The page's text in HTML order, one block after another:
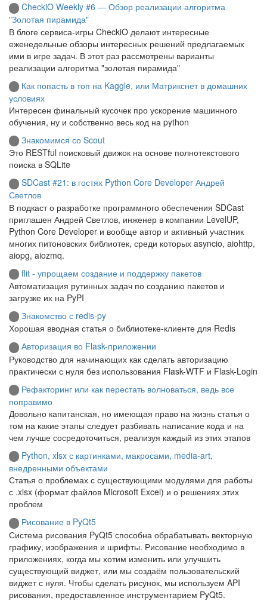
CheckiO Weekly #6 ― Обзор реализации алгоритма
"Золотая пирамида"
В блоге сервиса-игры CheckiO делают интересные
еженедельные обзоры интересных решений предлагаемых
ими в игре задач. В этот раз рассмотрены варианты
реализации алгоритма "золотая пирамида"
Как попасть в топ на Kaggle, или Матрикснет в домашних
условиях
Интересен финальный кусочек про ускорение машинного
обучения, ну и собственно весь код на python
Знакомимся со Scout
Это RESTful поисковый движок на основе полнотекстового
поиска в SQLite
SDCast #21: в гостях Python Core Developer Андрей
Светлов
В подкаст о разработке программного обеспечения SDCast
приглашен Андрей Светлов, инженер в компании LevelUP,
Python Core Developer и вообще автор и активный участник
многих питоновских библиотек, среди которых asyncio, aiohttp,
aiopg, aiozmq.
flit - упрощаем создание и поддержку пакетов
Автоматизация рутинных задач по созданию пакетов и
загрузке их на PyPI
Знакомство с redis-py
Хорошая вводная статья о библиотеке-клиенте для Redis
Авторизация во Flask-приложении
Руководство для начинающих как сделать авторизацию
практически с нуля без использования Flask-WTF и Flask-Login
Рефакторинг или как перестать волноваться, ведь все
поправимо
Довольно капитанская, но имеющая право на жизнь статья о
том на какие этапы следует разбивать написание кода и на
чем лучше сосредоточиться, реализуя каждый из этих этапов
Python, xlsx с картинками, макросами, media-art,
внедренными объектами
Статья о проблемах с существующими модулями для работы
с .xlsx (формат файлов Microsoft Excel) и о решениях этих
проблем
Рисование в PyQt5
Система рисования PyQt5 способна обрабатывать векторную
графику, изображения и шрифты. Рисование необходимо в
приложениях, когда мы хотим изменить или улучшить
существующий виджет, или мы создаём пользовательский
виджет с нуля. Чтобы сделать рисунок, мы используем API
рисования, предоставленное инструментарием PyQt5.